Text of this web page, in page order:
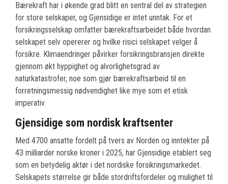
Bærekraft har i økende grad blitt en sentral del av strategien
for store selskaper, og Gjensidige er intet unntak. For et
forsikringsselskap omfatter bærekraftsarbeidet både hvordan
selskapet selv opererer og hvilke risici selskapet velger å
forsikre. Klimaendringer påvirker forsikringsbransjen direkte
gjennom økt hyppighet og alvorlighetsgrad av
naturkatastrofer, noe som gjør bærekraftsarbeid til en
forretningsmessig nødvendighet like mye som et etisk
imperativ.
Gjensidige som nordisk kraftsenter
Med 4700 ansatte fordelt på tvers av Norden og inntekter på
43 milliarder norske kroner i 2025, har Gjensidige etablert seg
som en betydelig aktør i det nordiske forsikringsmarkedet.
Selskapets størrelse gir både stordriftsfordeler og mulighet til